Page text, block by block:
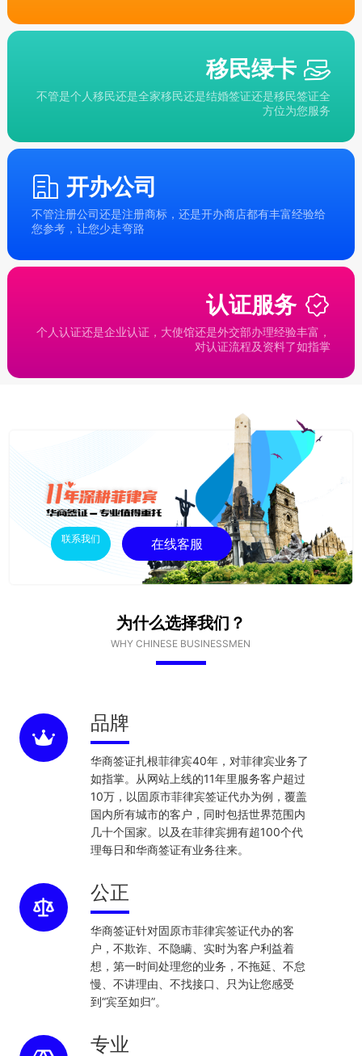
移民绿卡
不管是个人移民还是全家移民还是结婚签证还是移民签证全
方位为您服务
开办公司
不管注册公司还是注册商标，还是开办商店都有丰富经验给
您参考，让您少走弯路
认证服务
个人认证还是企业认证，大使馆还是外交部办理经验丰富，
对认证流程及资料了如指掌
联系我们 在线客服
为什么选择我们？
WHY CHINESE BUSINESSMEN
品牌
华商签证扎根菲律宾40年，对菲律宾业务了
如指掌。从网站上线的11年里服务客户超过
10万，以固原市菲律宾签证代办为例，覆盖
国内所有城市的客户，同时包括世界范围内
几十个国家。以及在菲律宾拥有超100个代
理每日和华商签证有业务往来。
公正
华商签证针对固原市菲律宾签证代办的客
户，不欺诈、不隐瞒、实时为客户利益着
想，第一时间处理您的业务，不拖延、不怠
慢、不讲理由、不找接口、只为让您感受
到“宾至如归”。
专业